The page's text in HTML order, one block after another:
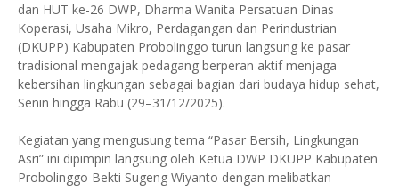
dan HUT ke-26 DWP, Dharma Wanita Persatuan Dinas
Koperasi, Usaha Mikro, Perdagangan dan Perindustrian
(DKUPP) Kabupaten Probolinggo turun langsung ke pasar
tradisional mengajak pedagang berperan aktif menjaga
kebersihan lingkungan sebagai bagian dari budaya hidup sehat,
Senin hingga Rabu (29–31/12/2025).
Kegiatan yang mengusung tema “Pasar Bersih, Lingkungan
Asri” ini dipimpin langsung oleh Ketua DWP DKUPP Kabupaten
Probolinggo Bekti Sugeng Wiyanto dengan melibatkan